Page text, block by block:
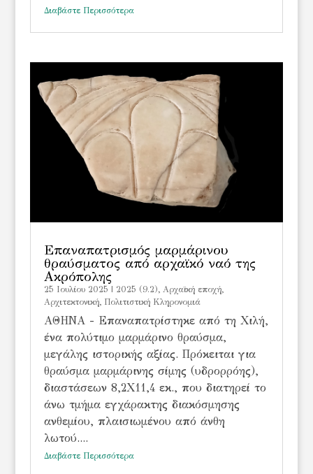
Διαβάστε Περισσότερα
Επαναπατρισμός μαρμάρινου
θραύσματος από αρχαϊκό ναό της
Ακρόπολης
25 Ιουλίου 2025 | 2025 (9.2) Αρχαϊκή εποχή,
Αρχιτεκτονική, Πολιτιστική Κληρονομιά
ΑΘΗΝΑ - Επαναπατρίστηκε από τη Χιλή,
ένα πολύτιμο μαρμάρινο θραύσμα,
μεγάλης ιστορικής αξίας. Πρόκειται για
θραύσμα μαρμάρινης σίμης (υδρορρόης),
διαστάσεων 8,2Χ11,4 εκ., που διατηρεί το
άνω τμήμα εγχάρακτης διακόσμησης
ανθεμίου, πλαισιωμένου από άνθη
λωτού....
Διαβάστε Περισσότερα